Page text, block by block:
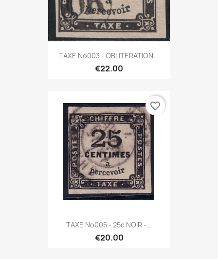
TAXE No003 - OBLITERATION...
€22.00
TAXE No005 - 25c NOIR -...
€20.00
favorite_border